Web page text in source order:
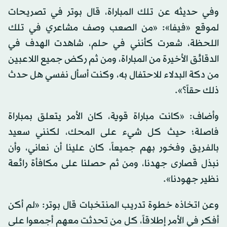
وفي حديثه عن تلك المباراة، قال بوتر في تصريحات
لموقع «فيفا»: «من الصعب وصف مشاعري في تلك
اللحظة، شعرت كأنني في حلم، شاهدت الهدف في
الدقائق الأخيرة من المباراة، ومن ثم ركض جميع اللاعبين
من دكة البدلاء للاحتفال به، وكنت أسأل نفسي هل حدث
ذلك حقاً؟».
وأضاف: «كانت مباراة قوية، كان الأمر يتعلق بمباراة
فاصلة؛ حيث كل شيء على المحك، لكنني سعيد
بالفريق وفخور بهم جميعاً، كان علينا أن نعاني، وأن
نبذل قصارى جهدنا، ومن ثم حصلنا على مكافأة رائعة
نظير جهودنا».
وعن اتخاذه خطوة تدريب المنتخبات قال بوتر: «لم أكن
أفكر في الأمر إطلاقاً، كل من تحدثت معهم أجمعوا على